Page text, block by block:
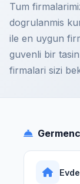
Tum
dogrulanmis
ile en uygun
guvenli bir
firmalari sizi